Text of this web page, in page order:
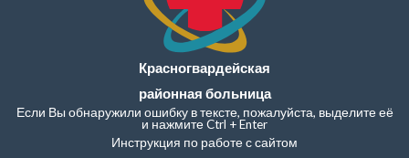
Красногвардейская
районная больница
Если Вы обнаружили ошибку в тексте, пожалуйста, выделите её
и нажмите Ctrl + Enter
Инструкция по работе с сайтом